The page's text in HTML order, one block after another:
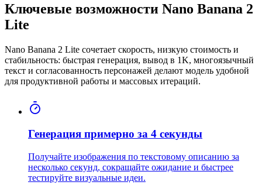
Ключевые возможности Nano Banana 2
Lite
Nano Banana 2 Lite сочетает скорость, низкую стоимость и
стабильность: быстрая генерация, вывод в 1K, многоязычный
текст и согласованность персонажей делают модель удобной
для продуктивной работы и массовых итераций.
Генерация примерно за 4 секунды
Получайте изображения по текстовому описанию за
несколько секунд, сокращайте ожидание и быстрее
тестируйте визуальные идеи.